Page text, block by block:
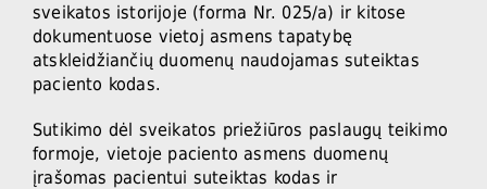
sveikatos istorijoje (forma Nr. 025/a) ir kitose
dokumentuose vietoj asmens tapatybę
atskleidžiančių duomenų naudojamas suteiktas
paciento kodas.
Sutikimo dėl sveikatos priežiūros paslaugų teikimo
formoje, vietoje paciento asmens duomenų
įrašomas pacientui suteiktas kodas ir